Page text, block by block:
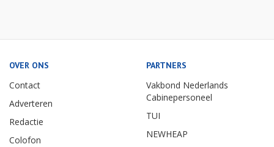
OVER ONS
Contact
Adverteren
Redactie
Colofon
PARTNERS
Vakbond Nederlands
Cabinepersoneel
TUI
NEWHEAP